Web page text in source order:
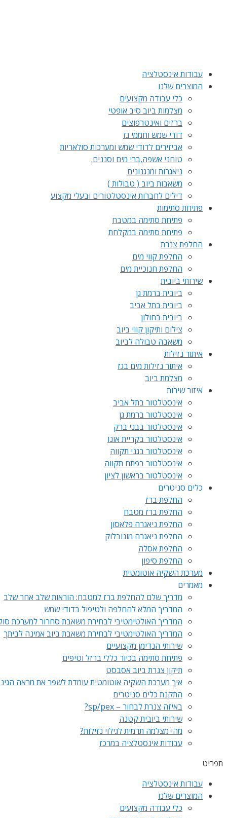
עבודות אינסטלציה
המוצרים שלנו
כלי עבודה מקצועים
מצלמות ביוב סיב אופטי
ברזים ואינטרפוצים
דודי שמש וחממי גז
אביזירים לדודי שמש ומערכות סולאריות
טוחני אשפה,ברי מים וסננים.
ניאגרות ומנגנונים
משאבות ביוב ( טבולות )
דילים לחברות אינסטלטורים ובעלי מקצוע
פתיחת סתימות
פתיחת סתימה במטבח
פתיחת סתימה במקלחת
החלפת צנרת
החלפת קווי מים
החלפת חנוכיית מים
שירותי ביובית
ביובית ברמת גן
ביובית בתל אביב
ביובית בחולון
צילום ותיקון קווי ביוב
משאבה טבולה לביוב
איתור נזילות
איתור נזילות מים בגז
מצלמת ביוב
איזור שירות
אינסטלטור בתל אביב
אינסטלטור ברמת גן
אינסטלטור בבני ברק
אינסטלטור בקריית אונו
אינסטלטור בגני תקווה
אינסטלטור בפתח תקווה
אינסטלטור בראשון לציון
כלים סניטרים
החלפת ברז
החלפת ברז מטבח
החלפת ניאגרה פלאסון
החלפת ניאגרה מונובלוק
החלפת אסלה
החלפת סיפון
מערכת השקיה אוטומטית
מאמרים
מדריך שלם להחלפת ברז למטבח: הוראות שלב אחר שלב
המדריך המלא להחלפה ולטיפול בדודי שמש
המדריך האולטימטיבי לבחירת משאבת סחרור למערכת
המדריך האולטימטיבי לבחירת משאבת ביוב אמינה לביתך
שירותי הנדימן מקצועיים
פתיחת סתימה בכיור כללי ברזל וטיפים
תיקון צנרת ביוב אסבסט
איך מערכת השקיה אוטומטית עומדת לשפר את מראה
התקנת כלים סניטרים
באיזה צנרת לבחור – sp/pex?
שירותי ביובית קטנה
מהי מצלמה תרמית לגילוי נזילות?
עבודות אינסטלציה במרכז
תפריט
עבודות אינסטלציה
המוצרים שלנו
כלי עבודה מקצועים